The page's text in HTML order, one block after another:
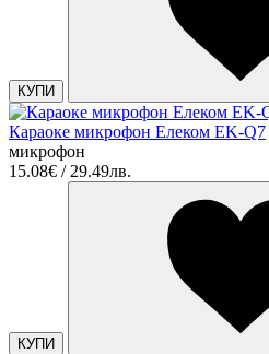
КУПИ
Караоке микрофон Елеком EK-Q7
микрофон
15.08€ / 29.49лв.
КУПИ